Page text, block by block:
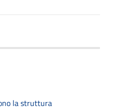
la struttura